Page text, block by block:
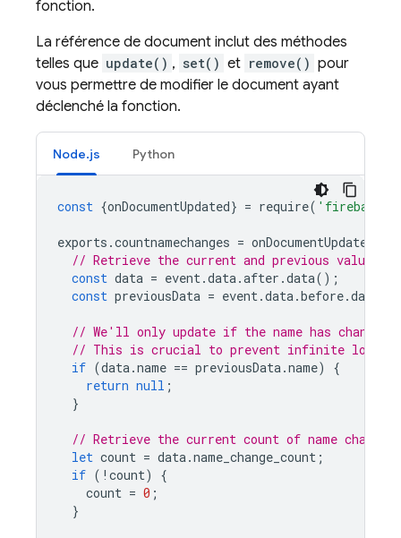
fonction.
La référence de document inclut des méthodes
telles que update() , set() et remove() pour
vous permettre de modifier le document ayant
déclenché la fonction.
Node.js Python
const {onDocumentUpdated} = require( 'firebase-
exports .countnamechanges = onDocumentUpdated
// Retrieve the current and previous value
const data = event.data.after .data();
const previousData = event.data.before.data
// We'll only update if the name has changed.
// This is crucial to prevent infinite loops.
if (data.name == previousData.name)
{
return null ;
}
// Retrieve the current count of name changes
let count = data.name_change_count ;
if ( ! count)
{
count = 0 ;
}